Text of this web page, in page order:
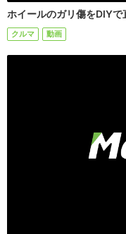
ホイールのガリ傷をDIYで
クルマ 動画